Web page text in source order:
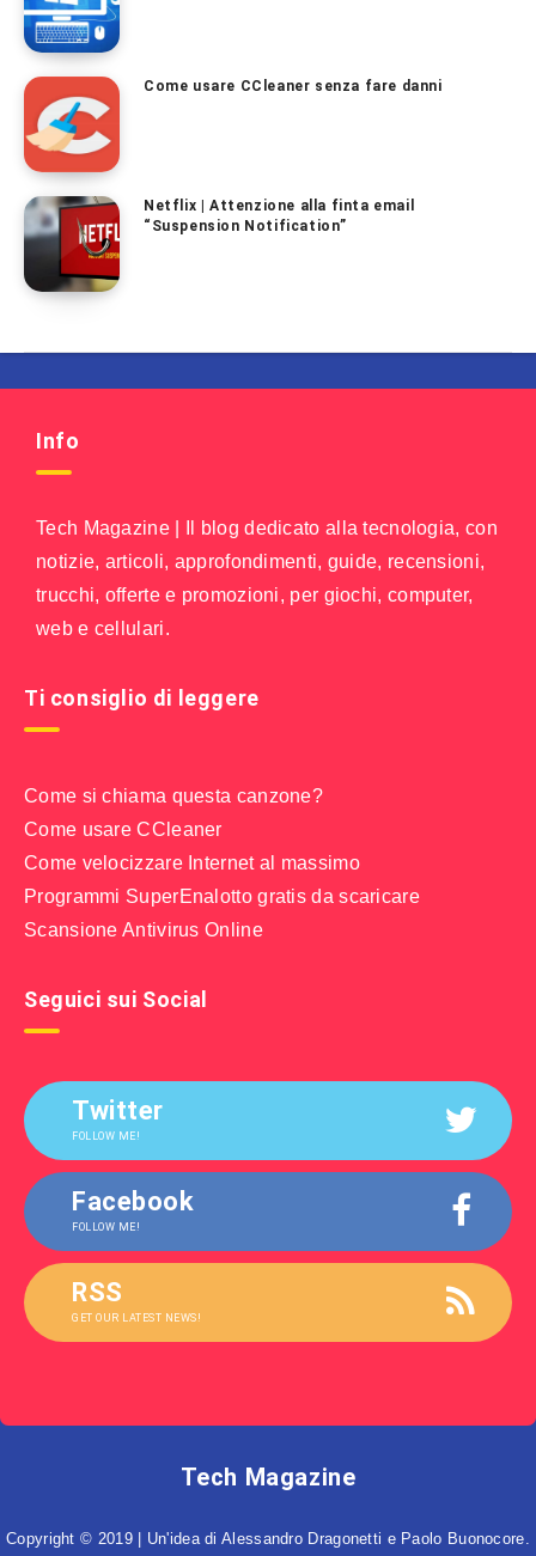
Come usare CCleaner senza fare danni
Netflix | Attenzione alla finta email
“Suspension Notification”
Info
Tech Magazine | Il blog dedicato alla tecnologia, con
notizie, articoli, approfondimenti, guide, recensioni,
trucchi, offerte e promozioni, per giochi, computer,
web e cellulari.
Ti consiglio di leggere
Come si chiama questa canzone?
Come usare CCleaner
Come velocizzare Internet al massimo
Programmi SuperEnalotto gratis da scaricare
Scansione Antivirus Online
Seguici sui Social
Twitter
FOLLOW ME!
Facebook
FOLLOW ME!
RSS
GET OUR LATEST NEWS!
Tech Magazine
Copyright © 2019 | Un'idea di Alessandro Dragonetti e Paolo Buonocore.